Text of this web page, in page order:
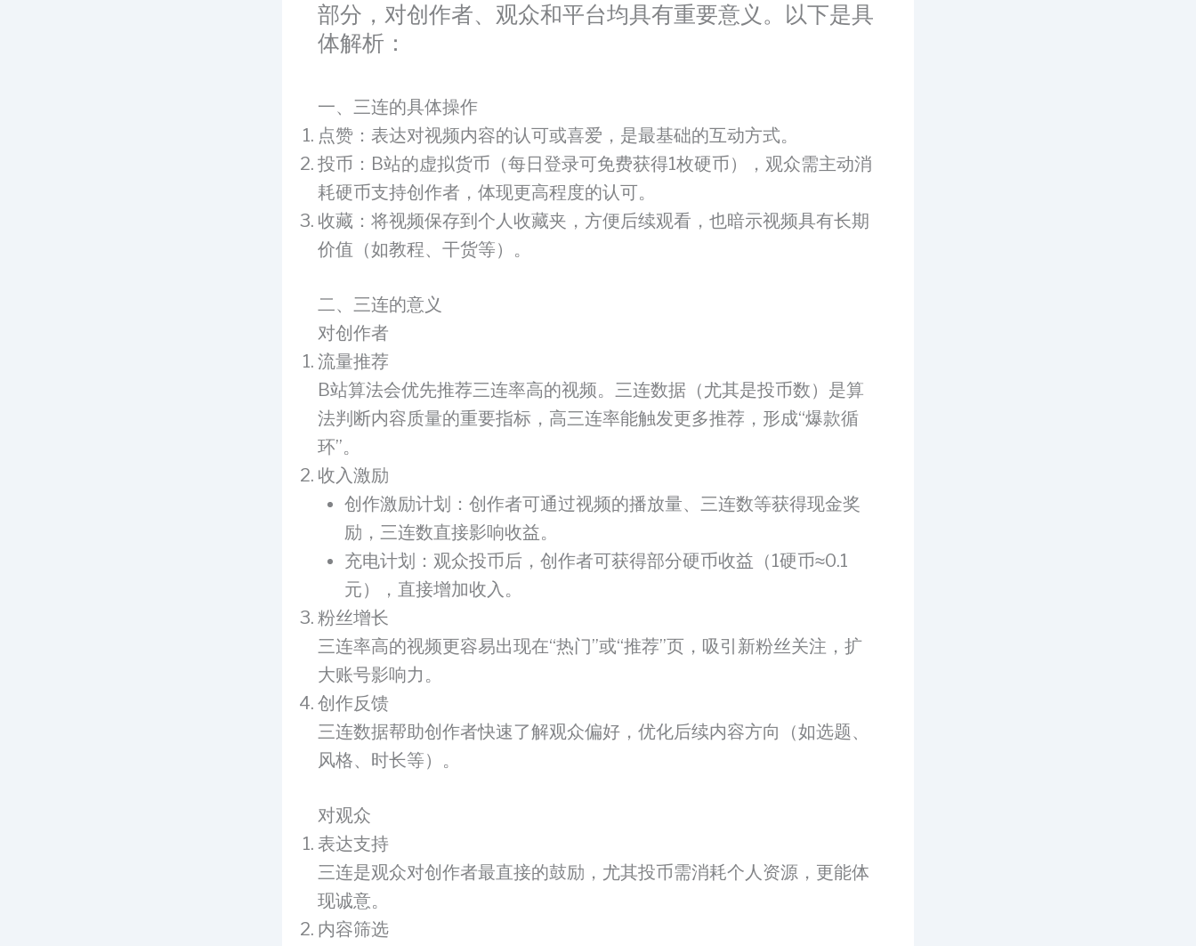
部分，对创作者、观众和平台均具有重要意义。以下是具
体解析：
一、三连的具体操作
点赞：表达对视频内容的认可或喜爱，是最基础的互动方式。
投币：B站的虚拟货币（每日登录可免费获得1枚硬币），观众需主动消
耗硬币支持创作者，体现更高程度的认可。
收藏：将视频保存到个人收藏夹，方便后续观看，也暗示视频具有长期
价值（如教程、干货等）。
二、三连的意义
对创作者
流量推荐
B站算法会优先推荐三连率高的视频。三连数据（尤其是投币数）是算
法判断内容质量的重要指标，高三连率能触发更多推荐，形成“爆款循
环”。
收入激励
创作激励计划：创作者可通过视频的播放量、三连数等获得现金奖
励，三连数直接影响收益。
充电计划：观众投币后，创作者可获得部分硬币收益（1硬币≈0.1
元），直接增加收入。
粉丝增长
三连率高的视频更容易出现在“热门”或“推荐”页，吸引新粉丝关注，扩
大账号影响力。
创作反馈
三连数据帮助创作者快速了解观众偏好，优化后续内容方向（如选题、
风格、时长等）。
对观众
表达支持
三连是观众对创作者最直接的鼓励，尤其投币需消耗个人资源，更能体
现诚意。
内容筛选